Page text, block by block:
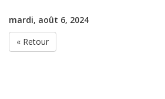
mardi, août 6, 2024
« Retour